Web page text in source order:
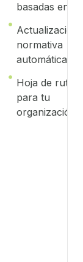
basadas en
Actualización
normativa
automática
Hoja de ruta
para tu
organización